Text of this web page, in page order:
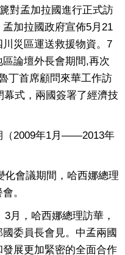
孟加拉國進行正式訪
加拉國政府宣佈5月21
災區運送救援物資。7
論壇外長會期間,再次
丁首席顧問來華工作訪
幕式，兩國簽署了經濟技
2009年1月——2013年
會議期間，哈西娜總理
。
，哈西娜總理訪華，
委員長會見。中孟兩國
展更加緊密的全面合作